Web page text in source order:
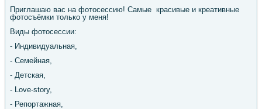
Приглашаю вас на фотосессию! Самые красивые и креативные
фотосъёмки только у меня!
Виды фотосессии:
- Индивидуальная,
- Семейная,
- Детская,
- Love-story,
- Репортажная,